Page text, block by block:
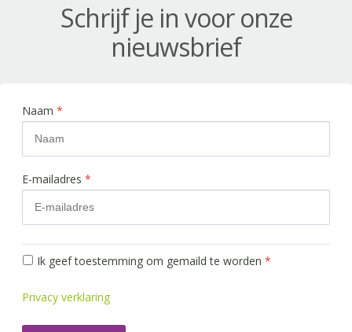
Schrijf je in voor onze
nieuwsbrief
Naam *
E-mailadres *
Ik geef toestemming om gemaild te worden *
Privacy verklaring